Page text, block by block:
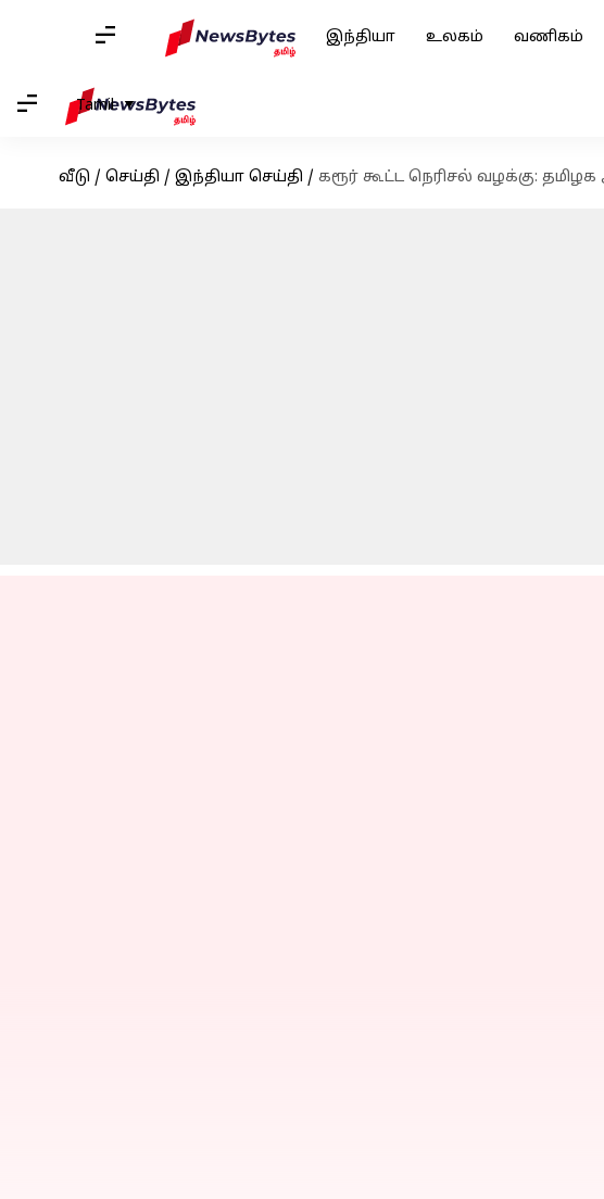
இந்தியா உலகம் வணிகம்
Tamil
வீடு / செய்தி / இந்தியா செய்தி / கரூர் கூட்ட நெரிசல் வழக்கு: